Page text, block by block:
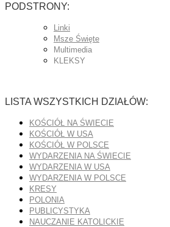
PODSTRONY:
Linki
Msze Święte
Multimedia
KLEKSY
LISTA WSZYSTKICH DZIAŁÓW:
KOŚCIÓŁ NA ŚWIECIE
KOŚCIÓŁ W USA
KOŚCIÓŁ W POLSCE
WYDARZENIA NA ŚWIECIE
WYDARZENIA W USA
WYDARZENIA W POLSCE
KRESY
POLONIA
PUBLICYSTYKA
NAUCZANIE KATOLICKIE